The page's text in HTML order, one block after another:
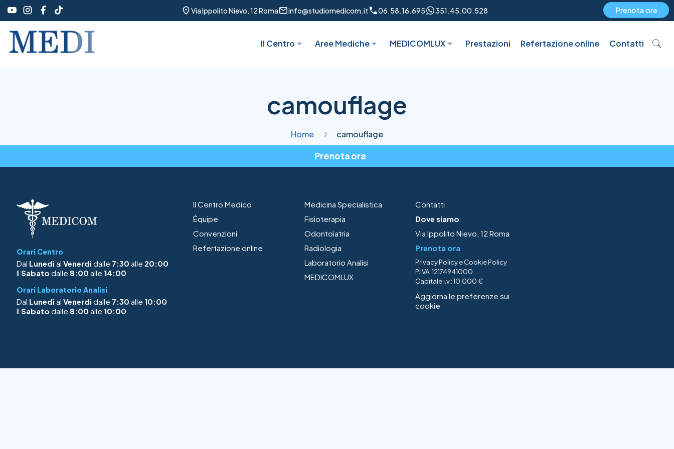
Via Ippolito Nievo, 12 Roma info@studiomedicom.it 06.58.16.695 351.45.00.528 Prenota ora
Il Centro Aree Mediche MEDICOMLUX Prestazioni Refertazione online Contatti
camouflage
Home camouflage
Prenota ora
Orari Centro
Dal Lunedì alVenerdì dalle 7:30 alle 20:00
IlSabato dalle 8:00 alle 14:00
Orari Laboratorio Analisi
Dal Lunedì alVenerdì dalle 7:30 alle 10:00
IlSabato dalle 8:00 alle 10:00
Il Centro Medico
Équipe
Convenzioni
Refertazione online
Medicina Specialistica
Fisioterapia
Odontoiatria
Radiologia
Laboratorio Analisi
MEDICOMLUX
Contatti
Dove siamo
Via Ippolito Nievo, 12 Roma
Prenota ora
Privacy PolicyeCookie Policy
P.IVA: 12174941000
Capitale i.v.: 10.000 €
Aggiorna le preferenze sui
cookie